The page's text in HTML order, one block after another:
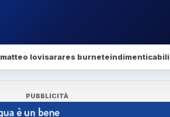
matteo lovisarares burneteindimenticabili
PUBBLICITÀ